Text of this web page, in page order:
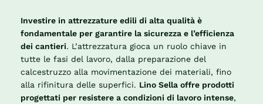
Investire in attrezzature edili di alta qualità è
fondamentale per garantire la sicurezza e l’efficienza
dei cantieri. L’attrezzatura gioca un ruolo chiave in
tutte le fasi del lavoro, dalla preparazione del
calcestruzzo alla movimentazione dei materiali, fino
alla rifinitura delle superfici. Lino Sella offre prodotti
progettati per resistere a condizioni di lavoro intense,